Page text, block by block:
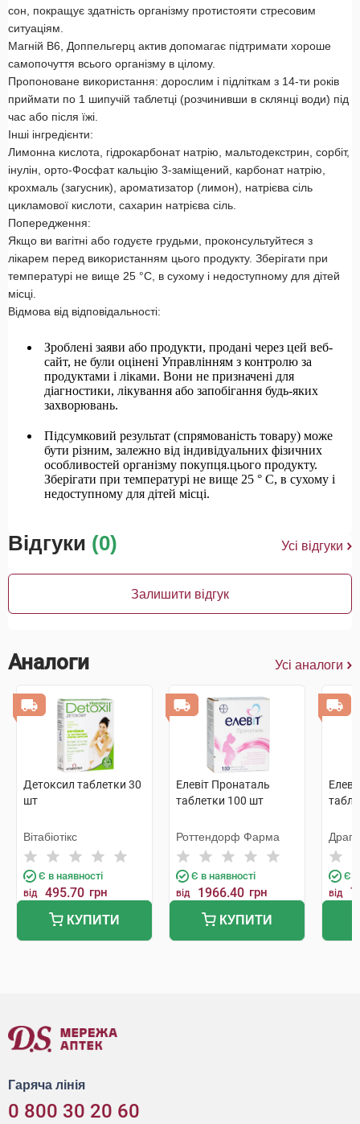
сон, покращує здатність організму протистояти стресовим
ситуаціям.
Магній В6, Доппельгерц актив допомагає підтримати хороше
самопочуття всього організму в цілому.
Пропоноване використання: дорослим і підліткам з 14-ти років
приймати по 1 шипучій таблетці (розчинивши в склянці води) під
час або після їжі.
Інші інгредієнти:
Лимонна кислота, гідрокарбонат натрію, мальтодекстрин, сорбіт,
інулін, орто-Фосфат кальцію 3-заміщений, карбонат натрію,
крохмаль (загусник), ароматизатор (лимон), натрієва сіль
цикламової кислоти, сахарин натрієва сіль.
Попередження:
Якщо ви вагітні або годуєте грудьми, проконсультуйтеся з
лікарем перед використанням цього продукту. Зберігати при
температурі не вище 25 °С, в сухому і недоступному для дітей
місці.
Відмова від відповідальності:
Зроблені заяви або продукти, продані через цей веб-
сайт, не були оцінені Управлінням з контролю за
продуктами і ліками. Вони не призначені для
діагностики, лікування або запобігання будь-яких
захворювань.
Підсумковий результат (спрямованість товару) може
бути різним, залежно від індивідуальних фізичних
особливостей організму покупця.цього продукту.
Зберігати при температурі не вище 25 ° С, в сухому і
недоступному для дітей місці.
Відгуки (0) Усі відгуки
Залишити відгук
Аналоги Усі аналоги
Детоксил таблетки 30
шт
Вітабіотікс
Є в наявності
від 495.70 грн
КУПИТИ
Елевіт Пронаталь
таблетки 100 шт
Роттендорф Фарма
Є в наявності
від 1966.40 грн
КУПИТИ
Є в
від
Гаряча лінія
0 800 30 20 60